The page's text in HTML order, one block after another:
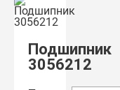
Подшипник
3056212